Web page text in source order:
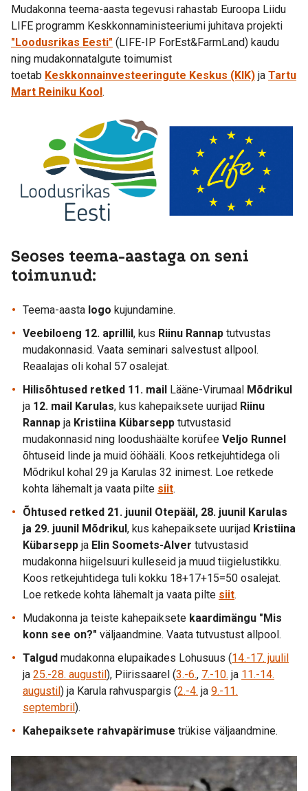
Mudakonna teema-aasta tegevusi rahastab Euroopa Liidu
LIFE programm Keskkonnaministeeriumi juhitava projekti
"Loodusrikas Eesti" (LIFE-IP ForEst&FarmLand) kaudu
ning mudakonnatalgute toimumist
toetab Keskkonnainvesteeringute Keskus (KIK) ja Tartu
Mart Reiniku Kool.
Seoses teema-aastaga on seni
toimunud:
Teema-aasta logo kujundamine.
Veebiloeng 12. aprillil, kus Riinu Rannap tutvustas
mudakonnasid. Vaata seminari salvestust allpool.
Reaalajas oli kohal 57 osalejat.
Hilisõhtused retked 11. mail Lääne-Virumaal Mõdrikul
ja 12. mail Karulas, kus kahepaiksete uurijad Riinu
Rannap ja Kristiina Kübarsepp tutvustasid
mudakonnasid ning loodushäälte korüfee Veljo Runnel
õhtuseid linde ja muid ööhääli. Koos retkejuhtidega oli
Mõdrikul kohal 29 ja Karulas 32 inimest. Loe retkede
kohta lähemalt ja vaata pilte siit.
Õhtused retked 21. juunil Otepääl, 28. juunil Karulas
ja 29. juunil Mõdrikul, kus kahepaiksete uurijad Kristiina
Kübarsepp ja Elin Soomets-Alver tutvustasid
mudakonna hiigelsuuri kulleseid ja muud tiigielustikku.
Koos retkejuhtidega tuli kokku 18+17+15=50 osalejat.
Loe retkede kohta lähemalt ja vaata pilte siit.
Mudakonna ja teiste kahepaiksete kaardimängu "Mis
konn see on?" väljaandmine. Vaata tutvustust allpool.
Talgud mudakonna elupaikades Lohusuus (14.-17. juulil
ja 25.-28. augustil), Piirissaarel (3.-6., 7.-10. ja 11.-14.
augustil) ja Karula rahvuspargis (2.-4. ja 9.-11.
septembril).
Kahepaiksete rahvapärimuse trükise väljaandmine.